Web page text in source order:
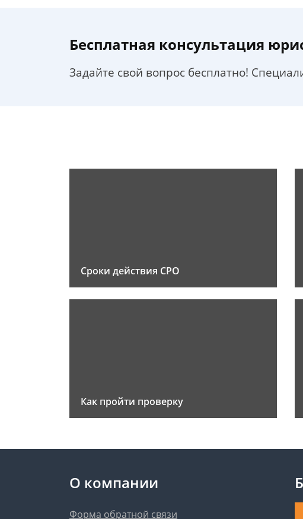
Бесплатная консультация
Задайте свой вопрос бесплатно!
Сроки действия СРО
Как пройти проверку
О компании
Форма обратной связи